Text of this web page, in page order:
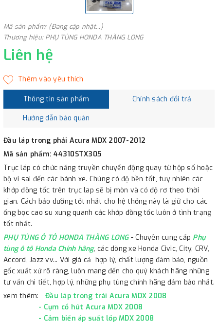
Mã sản phẩm: (Đang cập nhật...)
Thương hiệu: PHỤ TÙNG HONDA THĂNG LONG
Liên hệ
Thông tin sản phẩm Chính sách đổi trả
Hướng dẫn bảo quản
Đầu láp trong phải Acura MDX 2007-2012
Mã sản phẩm: 44310STX305
Trục láp có chức năng truyền chuyển động quay từ hộp số hoặc
bộ vi sai đến các bánh xe. Chúng có độ bền tốt, tuy nhiên các
khớp đồng tốc trên trục lap sẽ bị mòn và có độ rơ theo thời
gian. Cách bảo dưỡng tốt nhất cho hệ thống này là giữ cho các
ống bọc cao su xung quanh các khớp đồng tốc luôn ở tình trạng
tốt nhất.
PHỤ TÙNG Ô TÔ HONDA THĂNG LONG- Chuyên cung cấp Phụ
tùng ô tô Honda Chính hãng, các dòng xe Honda Civic, City, CRV,
Accord, Jazz vv... Với giá cả hợp lý, chất lượng đảm bảo, nguồn
gốc xuất xứ rõ ràng, luôn mang đến cho quý khách hãng những
tư vấn chi tiết, hợp lý, những phụ tùng chính hãng đảm bảo nhất.
xem thêm: - Đầu láp trong trái Acura MDX 2008
- Cụm cổ hút Acura MDX 2008
- Cảm biến áp suất lốp MDX 2008